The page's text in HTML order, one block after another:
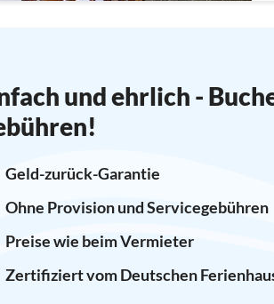
und ehrlich -
Geld-zurück-Garantie
Ohne Provision und Servicegebühren
Preise wie beim Vermieter
Zertifiziert vom Deutschen